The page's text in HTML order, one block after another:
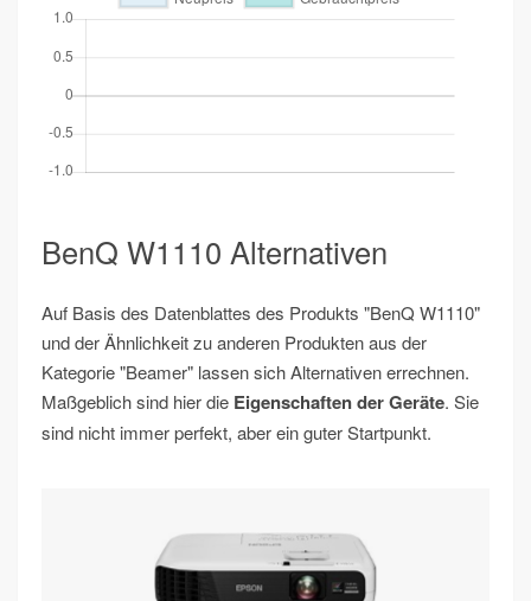
BenQ W1110 Alternativen
Auf Basis des Datenblattes des Produkts "BenQ W1110"
und der Ähnlichkeit zu anderen Produkten aus der
Kategorie "Beamer" lassen sich Alternativen errechnen.
Maßgeblich sind hier die Eigenschaften der Geräte. Sie
sind nicht immer perfekt, aber ein guter Startpunkt.